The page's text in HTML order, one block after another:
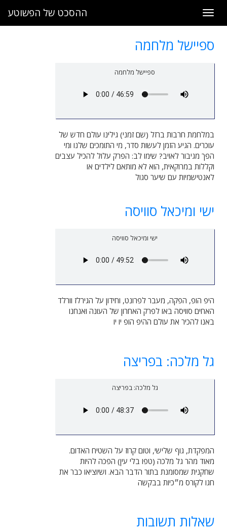
Toggle
navigation
ההסכט של הפשוטע
ספיישל מלחמה
ספיישל מלחמה
במלחמת חרבות ברזל (שם זמני) גילינו עולם חדש של
עוכרים. הגיע הזמן לעשות סדר, מי התומכים שלנו ומי
הפך מגיבור לאויב? שימו לב: הפרק עלול להכיל עצבים
וקללות במרוקאית, הוא לא מותאם לילדים או
לאנטישמיות עם שיער סגול
ישי ומיכאל סוויסה
ישי ומיכאל סוויסה
היפ הופ, הפקה, מעבר לפרונט, וחידון על הגירלז וורלד
האחים סוויסה באו לפרק האחרון של העונה ואנחנו
באנו להכיר את עולם ההיפ הופ יו יו
גל מלכה: בפריצה
גל מלכה: בפריצה
המפקדת, גוף שלישי, וטום קרוז על השטיח האדום.
מאוד מהר גל מלכה (טפו בלי עין) הפכה להיות
שחקנית שמסומנת בתור הדבר הבא. ושיוציאו כבר את
חגו לקורס מ״כיות בבקשה
שאלות תשובות